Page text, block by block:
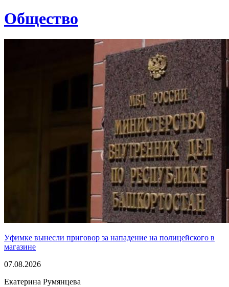
Общество
Уфимке вынесли приговор за нападение на полицейского в
магазине
07.08.2026
Екатерина Румянцева